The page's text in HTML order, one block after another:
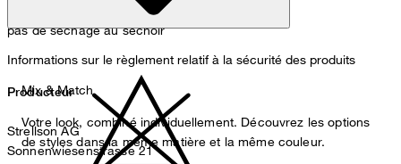
pas de séchage au séchoir
Informations sur le règlement relatif à la sécurité des produits
Producteur
Strellson AG
Sonnenwiesenstrasse 21
Mix & Match
Votre look, combiné individuellement. Découvrez les options
de styles dans la même matière et la même couleur.